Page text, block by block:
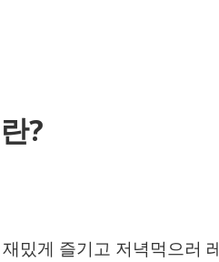
?
밌게 즐기고 저녁먹으러